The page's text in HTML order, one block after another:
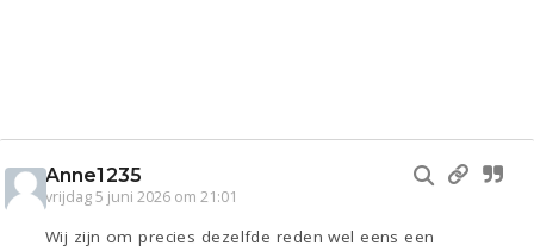
Anne1235
vrijdag 5 juni 2026 om 21:01
Wij zijn om precies dezelfde reden wel eens een